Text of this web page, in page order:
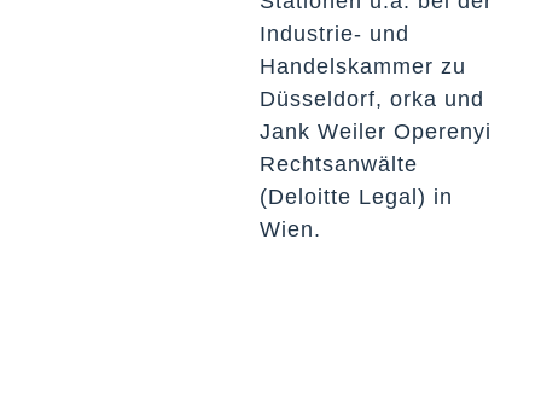
Industrie- und
Handelskammer zu
Düsseldorf, orka und
Jank Weiler Operenyi
Rechtsanwälte
(Deloitte Legal) in
Wien.